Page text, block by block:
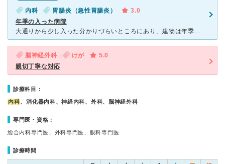
内科 胃腸炎（急性胃腸炎）
3.0
年季の入った病院
大通りから少し入った分かりづらいところにあり、建物は年季が入っています。 中も古く、昔ながらの病院です。 駅からは徒歩10～15分程度ですが、神経系などで遠方から来る方も多いようです。 私は
脳神経外科 けが
5.0
親切丁寧な対応
診療科目：
内科、消化器内科、神経内科、外科、脳神経外科
専門医・資格：
総合内科専門医、外科専門医、眼科専門医
診療時間